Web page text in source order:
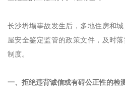
长沙坍塌事故发生后，多地住房和
屋安全鉴定监管的政策文件，及时
制度。
一、拒绝违背诚信或有碍公正性的检